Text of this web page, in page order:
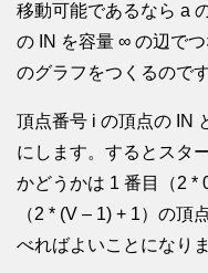
移動可能であるなら a
の IN を容量 ∞ の辺で
のグラフをつくるのです
頂点番号 i の頂点の IN
にします。するとスタ
かどうかは 1 番目（2 *
（2 * (V – 1) + 1）の頂
べればよいことになりま